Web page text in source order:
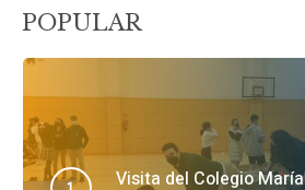
POPULAR
Visita del Colegio María